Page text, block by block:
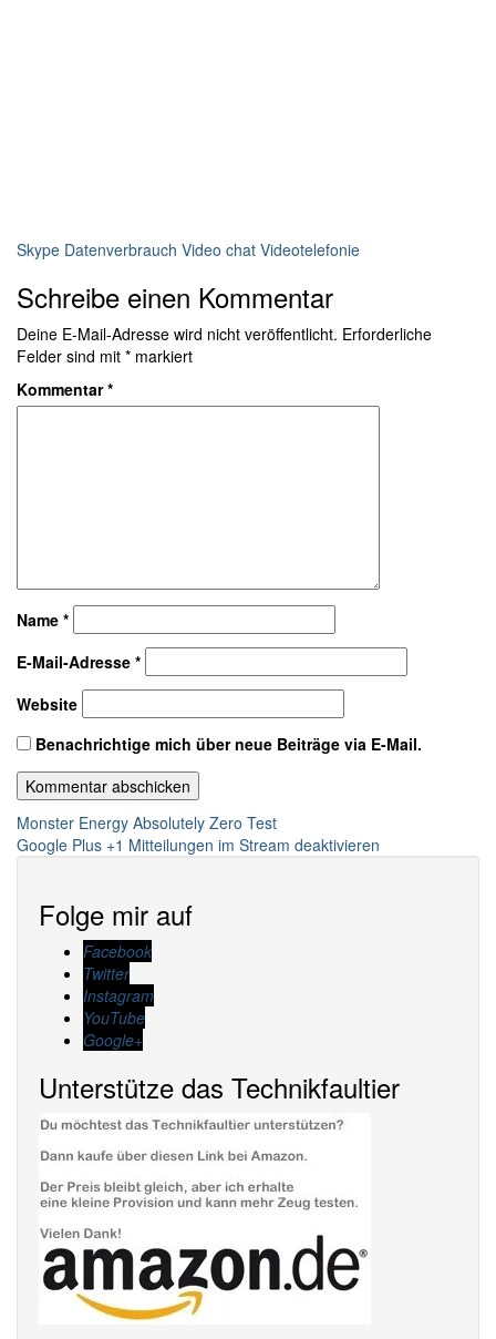
Skype Datenverbrauch Video chat Videotelefonie
Schreibe einen Kommentar
Deine E-Mail-Adresse wird nicht veröffentlicht. Erforderliche
Felder sind mit * markiert
Kommentar*
Name *
E-Mail-Adresse *
Website
Benachrichtige mich über neue Beiträge via E-Mail.
Beitragsnavigation
Monster Energy Absolutely Zero Test
Google Plus +1 Mitteilungen im Stream deaktivieren
Folge mir auf
Facebook
Twitter
Instagram
YouTube
Google+
Unterstütze das Technikfaultier